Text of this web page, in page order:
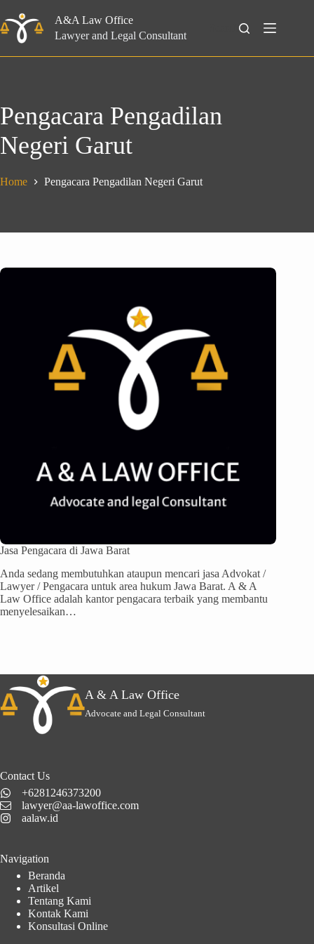
to
content
A&A Law Office
Lawyer and Legal Consultant
Search
Pengacara Pengadilan
Negeri Garut
Home Pengacara Pengadilan Negeri Garut
Jasa Pengacara di Jawa Barat
Anda sedang membutuhkan ataupun mencari jasa Advokat /
Lawyer / Pengacara untuk area hukum Jawa Barat. A & A
Law Office adalah kantor pengacara terbaik yang membantu
menyelesaikan…
A & A Law Office
Advocate and Legal Consultant
Contact Us
+6281246373200
lawyer@aa-lawoffice.com
aalaw.id
Navigation
Beranda
Artikel
Tentang Kami
Kontak Kami
Konsultasi Online